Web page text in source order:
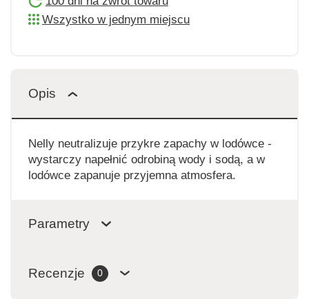
Wszystko w jednym miejscu
Opis
Nelly neutralizuje przykre zapachy w lodówce -
wystarczy napełnić odrobiną wody i sodą, a w
lodówce zapanuje przyjemna atmosfera.
Parametry
Recenzje 0